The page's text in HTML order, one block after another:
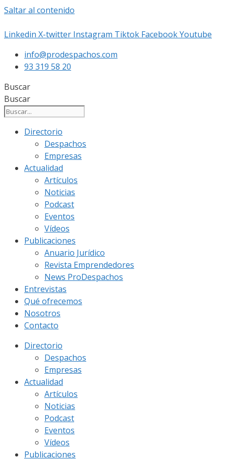
Saltar al contenido
Linkedin X-twitter Instagram Tiktok FacebookYoutube
info@prodespachos.com
93 319 58 20
Buscar
Buscar
Directorio
Despachos
Empresas
Actualidad
Artículos
Noticias
Podcast
Eventos
Vídeos
Publicaciones
Anuario Jurídico
Revista Emprendedores
News ProDespachos
Entrevistas
Qué ofrecemos
Nosotros
Contacto
Directorio
Despachos
Empresas
Actualidad
Artículos
Noticias
Podcast
Eventos
Vídeos
Publicaciones